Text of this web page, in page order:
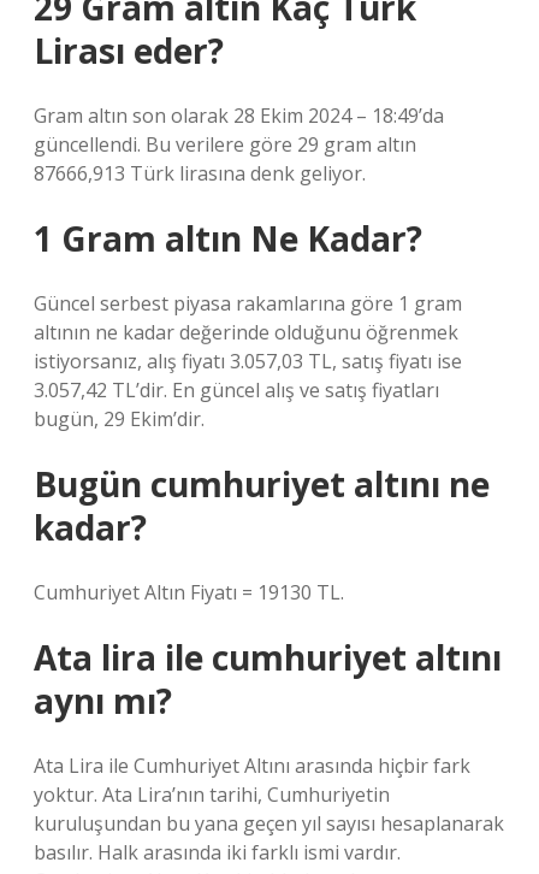
Lirası eder?
Gram altın son olarak 28 Ekim 2024 – 18:49’da
güncellendi. Bu verilere göre 29 gram altın
87666,913 Türk lirasına denk geliyor.
1 Gram altın Ne Kadar?
Güncel serbest piyasa rakamlarına göre 1 gram
altının ne kadar değerinde olduğunu öğrenmek
istiyorsanız, alış fiyatı 3.057,03 TL, satış fiyatı ise
3.057,42 TL’dir. En güncel alış ve satış fiyatları
bugün, 29 Ekim’dir.
Bugün cumhuriyet altını ne
kadar?
Cumhuriyet Altın Fiyatı = 19130 TL.
Ata lira ile cumhuriyet altını
aynı mı?
Ata Lira ile Cumhuriyet Altını arasında hiçbir fark
yoktur. Ata Lira’nın tarihi, Cumhuriyetin
kuruluşundan bu yana geçen yıl sayısı hesaplanarak
basılır. Halk arasında iki farklı ismi vardır.